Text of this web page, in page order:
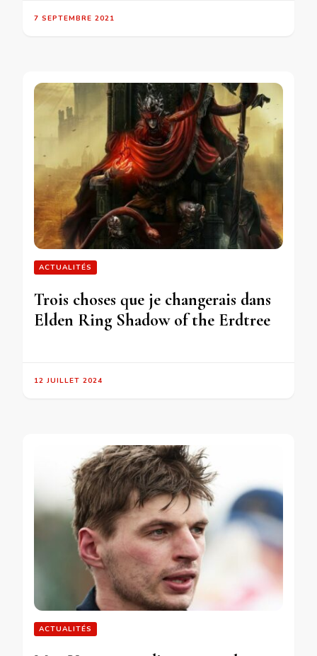
7 SEPTEMBRE 2021
ACTUALITÉS
Trois choses que je changerais dans
Elden Ring Shadow of the Erdtree
12 JUILLET 2024
ACTUALITÉS